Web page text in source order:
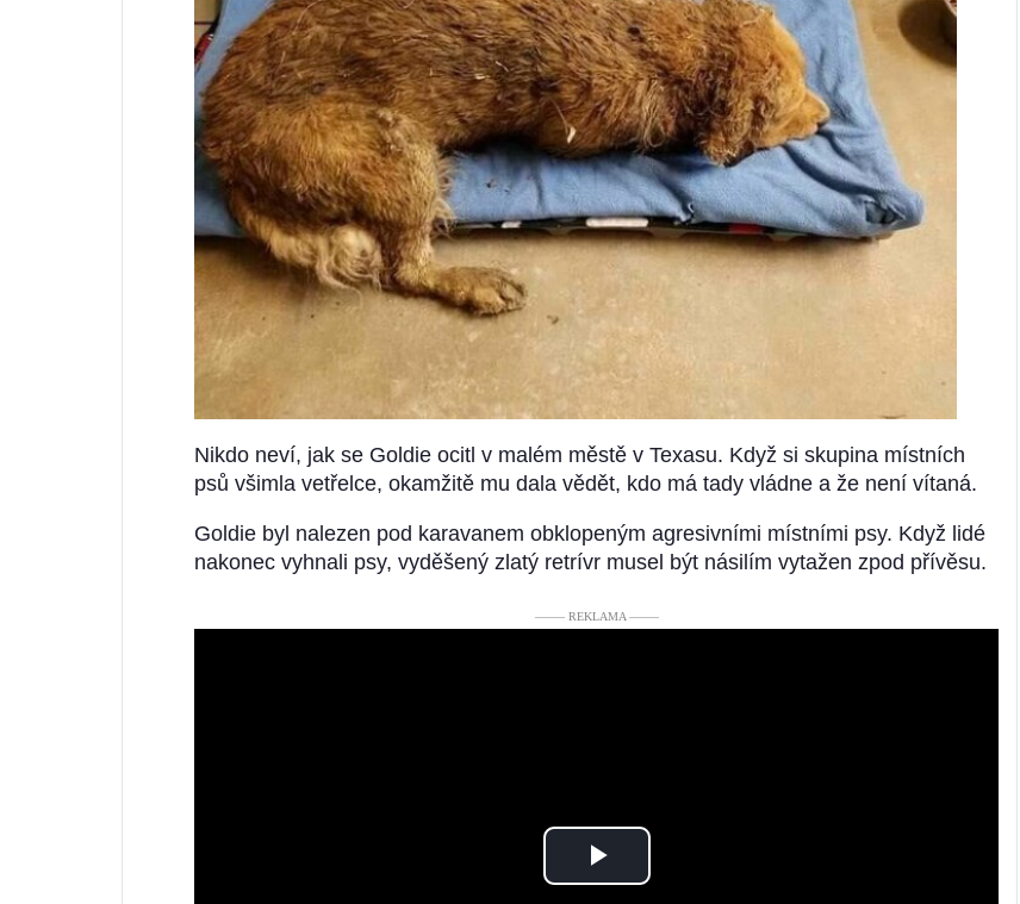
Nikdo neví, jak se Goldie ocitl v malém městě v Texasu. Když si skupina místních
psů všimla vetřelce, okamžitě mu dala vědět, kdo má tady vládne a že není vítaná.
Goldie byl nalezen pod karavanem obklopeným agresivními místními psy. Když lidé
nakonec vyhnali psy, vyděšený zlatý retrívr musel být násilím vytažen zpod přívěsu.
––––– REKLAMA –––––
Play